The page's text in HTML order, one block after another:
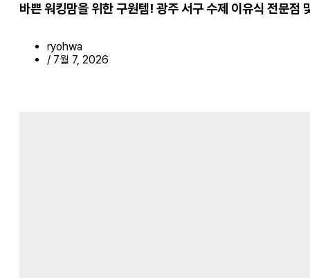
바쁜 워킹맘을 위한 구원템! 광주 서구 수제 이유식 전문점
ryohwa
/ 7월 7, 2026